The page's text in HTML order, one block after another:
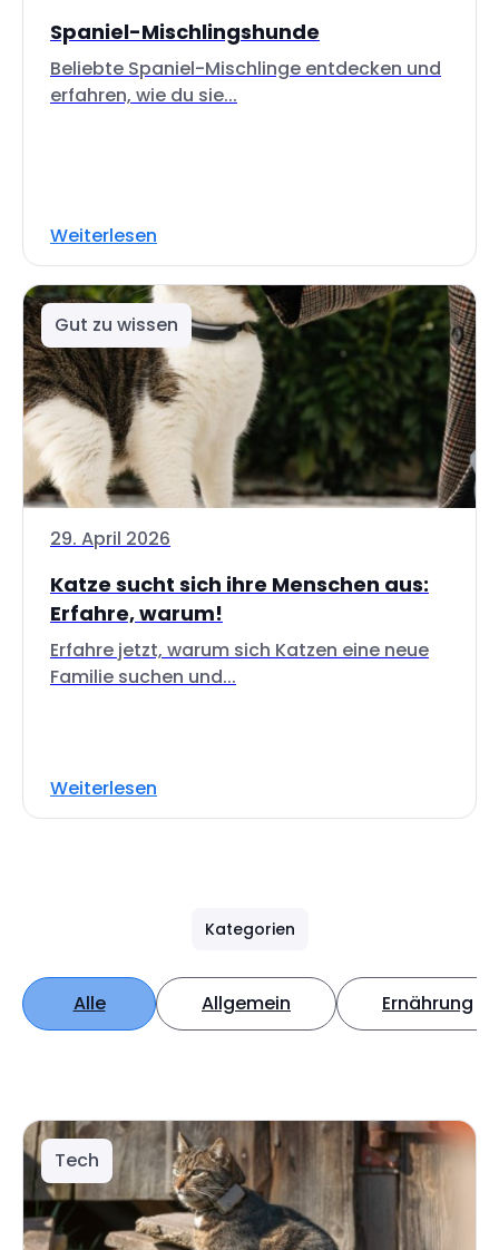
Spaniel-Mischlingshunde
Beliebte Spaniel-Mischlinge entdecken und
erfahren, wie du sie...
Weiterlesen
Gut zu wissen
29. April 2026
Katze sucht sich ihre Menschen aus:
Erfahre, warum!
Erfahre jetzt, warum sich Katzen eine neue
Familie suchen und...
Weiterlesen
Kategorien
Alle Allgemein Ernährung
Tech